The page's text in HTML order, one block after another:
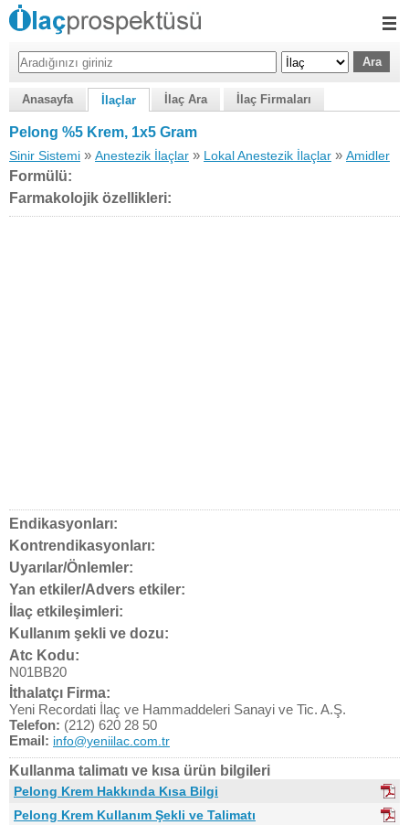
Anasayfa İlaçlar İlaç Ara İlaç Firmaları
Pelong %5 Krem, 1x5 Gram
Sinir Sistemi » Anestezik İlaçlar » Lokal Anestezik İlaçlar » Amidler
Formülü:
Farmakolojik özellikleri:
Endikasyonları:
Kontrendikasyonları:
Uyarılar/Önlemler:
Yan etkiler/Advers etkiler:
İlaç etkileşimleri:
Kullanım şekli ve dozu:
Atc Kodu:
N01BB20
İthalatçı Firma:
Yeni Recordati İlaç ve Hammaddeleri Sanayi ve Tic. A.Ş.
Telefon: (212) 620 28 50
Email: info@yeniilac.com.tr
Kullanma talimatı ve kısa ürün bilgileri
Pelong Krem Hakkında Kısa Bilgi
Pelong Krem Kullanım Şekli ve Talimatı